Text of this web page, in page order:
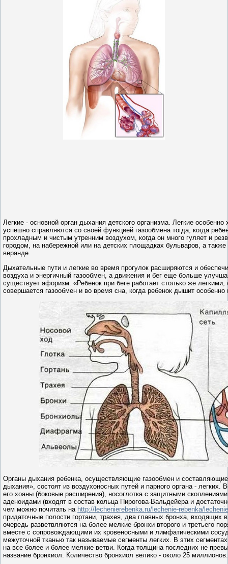
Легкие - основной орган дыхания детского организма. Легкие
успешно справляются со своей функцией газообмена тогда, когда
прохладным и чистым утренним воздухом, когда он много гуляет и
городом, на набережной или на детских площадках бульваров, а также
веранде.
Дыхательные пути и легкие во время прогулок расширяются и
воздуха и энергичный газообмен, а движения и бег еще больше
существует афоризм: «Ребенок при беге работает столько же
совершается газообмен и во время сна, когда ребенок дышит особенно
Органы дыхания ребенка, осуществляющие газообмен и
дыхания», состоят из воздухоносных путей и парного органа - легких.
его хоаны (боковые расширения), носоглотка с защитными
аденоидами (входят в состав кольца Пирогова-Вальдейера и
чем можно почитать на http://lechenierebenka.ru/lechenie-rebenka/
придаточные полости гортани, трахея, два главных бронха, входящих
очередь разветвляются на более мелкие бронхи второго и третьего
вместе с сопровождающими их кровеносными и лимфатическими
межуточной тканью так называемые сегменты легких. В этих
на все более и более мелкие ветви. Когда толщина последних не
название бронхиол. Количество бронхиол велико - около 25 миллионов.